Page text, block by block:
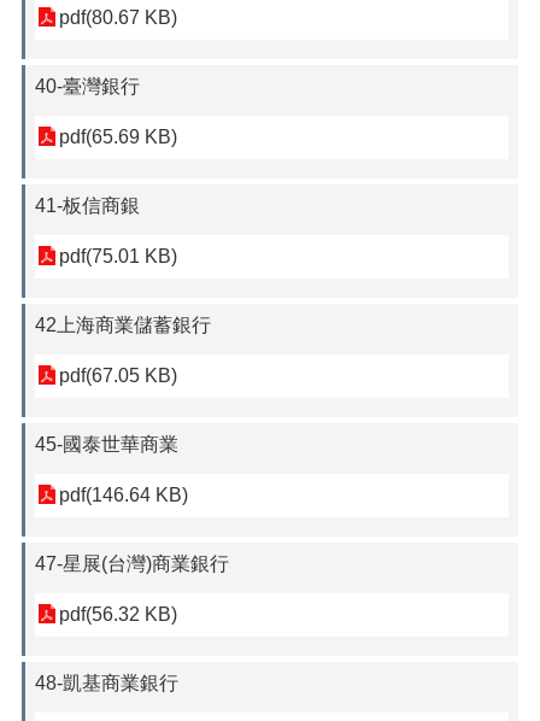
pdf(80.67 KB)
40-臺灣銀行
pdf(65.69 KB)
41-板信商銀
pdf(75.01 KB)
42上海商業儲蓄銀行
pdf(67.05 KB)
45-國泰世華商業
pdf(146.64 KB)
47-星展(台灣)商業銀行
pdf(56.32 KB)
48-凱基商業銀行